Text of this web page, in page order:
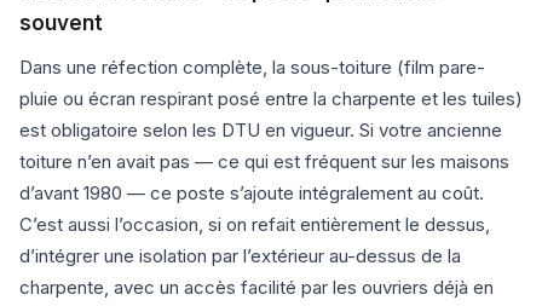
souvent
Dans une réfection complète, la sous-toiture (film pare-
pluie ou écran respirant posé entre la charpente et les tuiles)
est obligatoire selon les DTU en vigueur. Si votre ancienne
toiture n’en avait pas — ce qui est fréquent sur les maisons
d’avant 1980 — ce poste s’ajoute intégralement au coût.
C’est aussi l’occasion, si on refait entièrement le dessus,
d’intégrer une isolation par l’extérieur au-dessus de la
charpente, avec un accès facilité par les ouvriers déjà en